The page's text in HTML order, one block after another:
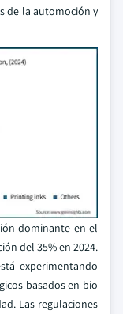
de la automoción y
dominante en el
del 35% en 2024.
experimentando
basados en bio
Las regulaciones